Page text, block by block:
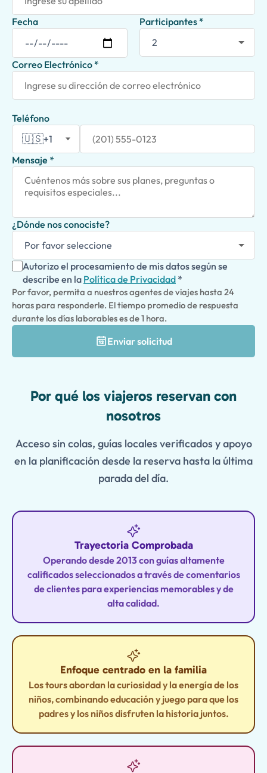
Fecha Participantes *
Correo Electrónico *
Teléfono
🇺🇸+1
Mensaje *
¿Dónde nos conociste?
Autorizo el procesamiento de mis datos según se
describe en la Política de Privacidad *
Por favor, permita a nuestros agentes de viajes hasta 24
horas para responderle. El tiempo promedio de respuesta
durante los días laborables es de 1 hora.
Enviar solicitud
FeaturesPor qué los viajeros reservan con
nosotros
Acceso sin colas, guías locales verificados y apoyo
en la planificación desde la reserva hasta la última
parada del día.
Trayectoria Comprobada
Operando desde 2013 con guías altamente
calificados seleccionados a través de comentarios
de clientes para experiencias memorables y de
alta calidad.
Enfoque centrado en la familia
Los tours abordan la curiosidad y la energía de los
niños, combinando educación y juego para que los
padres y los niños disfruten la historia juntos.